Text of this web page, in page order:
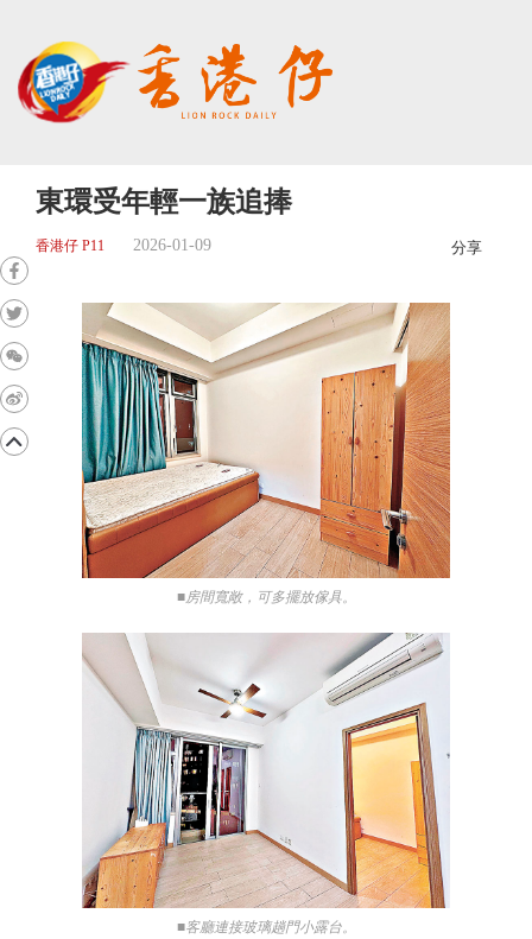
東環受年輕一族追捧
香港仔 P11 2026-01-09 分享
■房間寬敞，可多擺放傢具。
■客廳連接玻璃趟門小露台。